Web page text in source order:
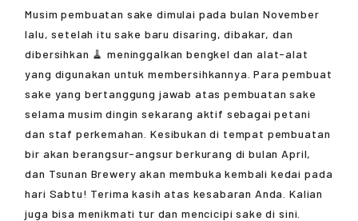
Musim pembuatan sake dimulai pada bulan November
lalu, setelah itu sake baru disaring, dibakar, dan
dibersihkan 🧹 meninggalkan bengkel dan alat-alat
yang digunakan untuk membersihkannya. Para pembuat
sake yang bertanggung jawab atas pembuatan sake
selama musim dingin sekarang aktif sebagai petani
dan staf perkemahan. Kesibukan di tempat pembuatan
bir akan berangsur-angsur berkurang di bulan April,
dan Tsunan Brewery akan membuka kembali kedai pada
hari Sabtu! Terima kasih atas kesabaran Anda. Kalian
juga bisa menikmati tur dan mencicipi sake di sini.